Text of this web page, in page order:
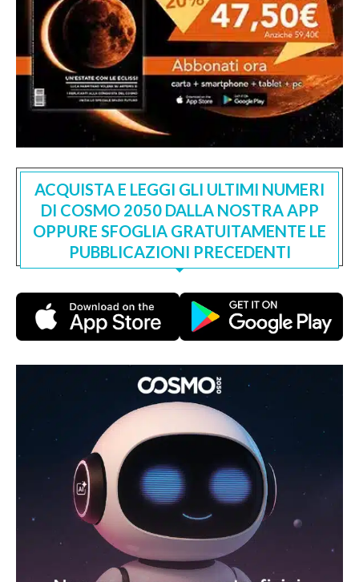
ACQUISTA E LEGGI GLI ULTIMI NUMERI
DI COSMO 2050 DALLA NOSTRA APP
OPPURE SFOGLIA GRATUITAMENTE LE
PUBBLICAZIONI PRECEDENTI